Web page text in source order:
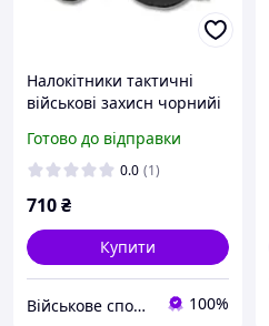
Налокітники тактичні
військові захисн чорнийі
Готово до відправки
0.0 (1)
710₴
Купити
Військове спорядження, дрони та БПЛА | інтернет-магазин QUASAR 100%